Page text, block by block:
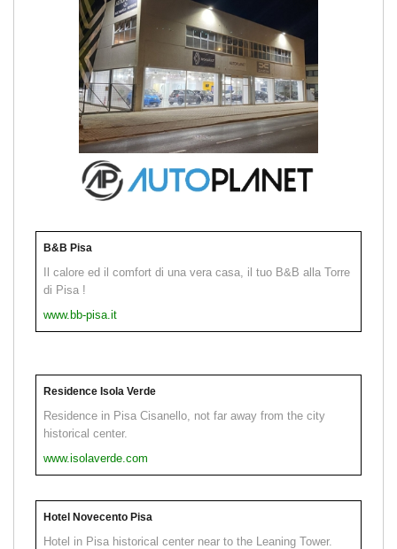
B&B Pisa
Il calore ed il comfort di una vera casa, il tuo B&B alla Torre
di Pisa !
www.bb-pisa.it
Residence Isola Verde
Residence in Pisa Cisanello, not far away from the city
historical center.
www.isolaverde.com
Hotel Novecento Pisa
Hotel in Pisa historical center near to the Leaning Tower.